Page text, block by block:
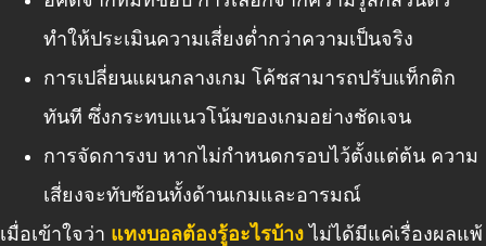
ทำให้ประเมินความเสี่ยงต่ำกว่าความเป็นจริง
การเปลี่ยนแผนกลางเกม โค้ชสามารถปรับแท็กติก
ทันที ซึ่งกระทบแนวโน้มของเกมอย่างชัดเจน
การจัดการงบ หากไม่กำหนดกรอบไว้ตั้งแต่ต้น ความ
เสี่ยงจะทับซ้อนทั้งด้านเกมและอารมณ์
เมื่อเข้าใจว่า แทงบอลต้องรู้อะไรบ้าง ไม่ได้มีแค่เรื่องผลแพ้